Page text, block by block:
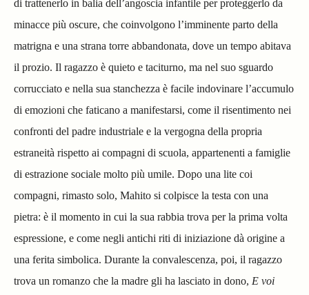
di trattenerlo in balia dell’angoscia infantile per proteggerlo da
minacce più oscure, che coinvolgono l’imminente parto della
matrigna e una strana torre abbandonata, dove un tempo abitava
il prozio. Il ragazzo è quieto e taciturno, ma nel suo sguardo
corrucciato e nella sua stanchezza è facile indovinare l’accumulo
di emozioni che faticano a manifestarsi, come il risentimento nei
confronti del padre industriale e la vergogna della propria
estraneità rispetto ai compagni di scuola, appartenenti a famiglie
di estrazione sociale molto più umile. Dopo una lite coi
compagni, rimasto solo, Mahito si colpisce la testa con una
pietra: è il momento in cui la sua rabbia trova per la prima volta
espressione, e come negli antichi riti di iniziazione dà origine a
una ferita simbolica. Durante la convalescenza, poi, il ragazzo
trova un romanzo che la madre gli ha lasciato in dono, E voi